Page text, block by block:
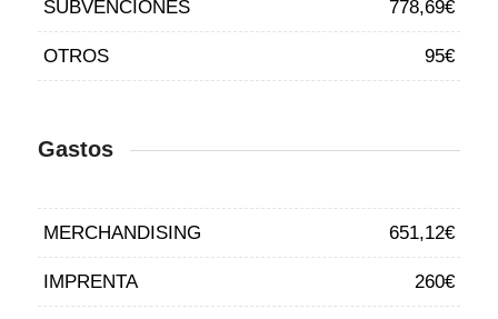
SUBVENCIONES 778,69€
OTROS 95€
Gastos
MERCHANDISING 651,12€
IMPRENTA 260€